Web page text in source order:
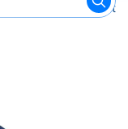
Calçados e